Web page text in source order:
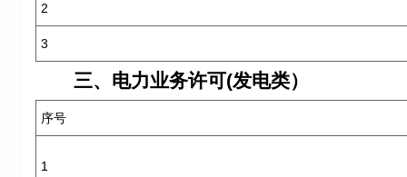
2
3
三、电力业务许可(发电类）
序号
1